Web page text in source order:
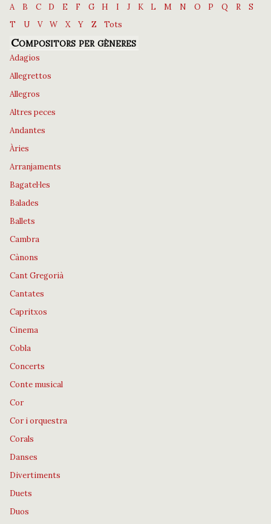
A B C D E F G H I J K L M N O P Q R
S
T
U V W X Y Z Tots
Compositors per gèneres
Adagios
Allegrettos
Allegros
Altres peces
Andantes
Àries
Arranjaments
Bagatel·les
Balades
Ballets
Cambra
Cànons
Cant Gregorià
Cantates
Capritxos
Cinema
Cobla
Concerts
Conte musical
Cor
Cor i orquestra
Corals
Danses
Divertiments
Duets
Duos